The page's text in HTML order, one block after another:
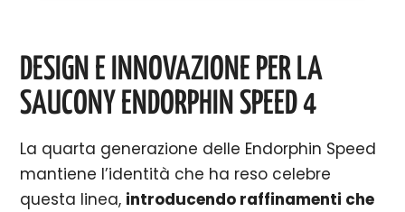
DESIGN E INNOVAZIONE PER LA
SAUCONY ENDORPHIN SPEED 4
La quarta generazione delle Endorphin Speed
mantiene l’identità che ha reso celebre
questa linea, introducendo raffinamenti che